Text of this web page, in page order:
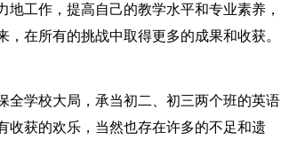
工作，提高自己的教学水平和专业素养，
在所有的挑战中取得更多的成果和收获。
学校大局，承当初二、初三两个班的英语
收获的欢乐，当然也存在许多的不足和遗